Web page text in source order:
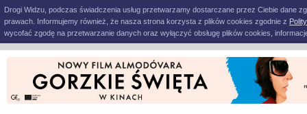
Drogi Widzu, podczas świadczenia usług przetwarzamy dostarczane przez Ciebie dane
prawach. Informujemy również, że nasza strona korzysta z plików cookies zgodnie z
wycofać zgodę na przetwarzanie danych oraz wyłączyć obsługę plików cookies,